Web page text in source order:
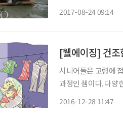
2017-08-24 09:14
[웰에이징] 건조
시니어들은 고령에
과정인 셈이다. 다양
2016-12-28 11:47